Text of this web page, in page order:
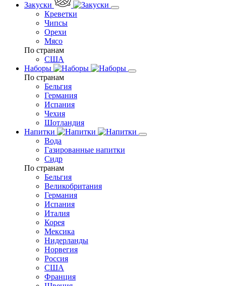
Закуски
Креветки
Чипсы
Орехи
Мясо
По странам
США
Наборы
По странам
Бельгия
Германия
Испания
Чехия
Шотландия
Напитки
Вода
Газированные напитки
Сидр
По странам
Бельгия
Великобритания
Германия
Испания
Италия
Корея
Мексика
Нидерланды
Норвегия
Россия
США
Франция